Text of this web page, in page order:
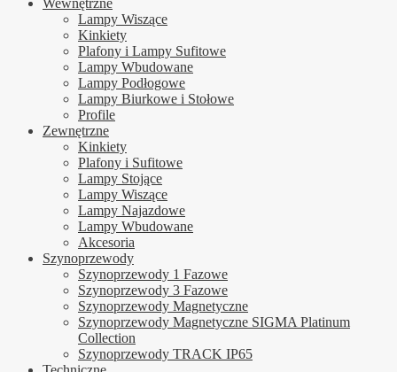
Wewnętrzne
Lampy Wiszące
Kinkiety
Plafony i Lampy Sufitowe
Lampy Wbudowane
Lampy Podłogowe
Lampy Biurkowe i Stołowe
Profile
Zewnętrzne
Kinkiety
Plafony i Sufitowe
Lampy Stojące
Lampy Wiszące
Lampy Najazdowe
Lampy Wbudowane
Akcesoria
Szynoprzewody
Szynoprzewody 1 Fazowe
Szynoprzewody 3 Fazowe
Szynoprzewody Magnetyczne
Szynoprzewody Magnetyczne SIGMA Platinum
Collection
Szynoprzewody TRACK IP65